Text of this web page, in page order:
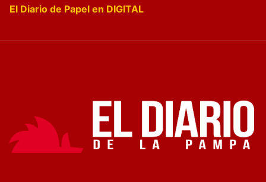
El Diario de Papel en DIGITAL